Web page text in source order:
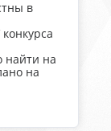
в
найти на
на